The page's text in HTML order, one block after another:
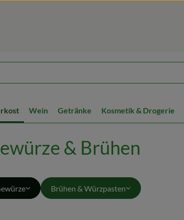
Wein Getränke Kosmetik & Drogerie
& Brühen
Brühen & Würzpasten